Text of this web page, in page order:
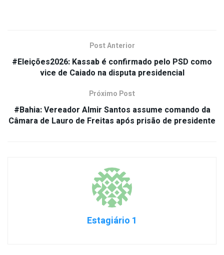
Post Anterior
#Eleições2026: Kassab é confirmado pelo PSD como
vice de Caiado na disputa presidencial
Próximo Post
#Bahia: Vereador Almir Santos assume comando da
Câmara de Lauro de Freitas após prisão de presidente
Estagiário 1